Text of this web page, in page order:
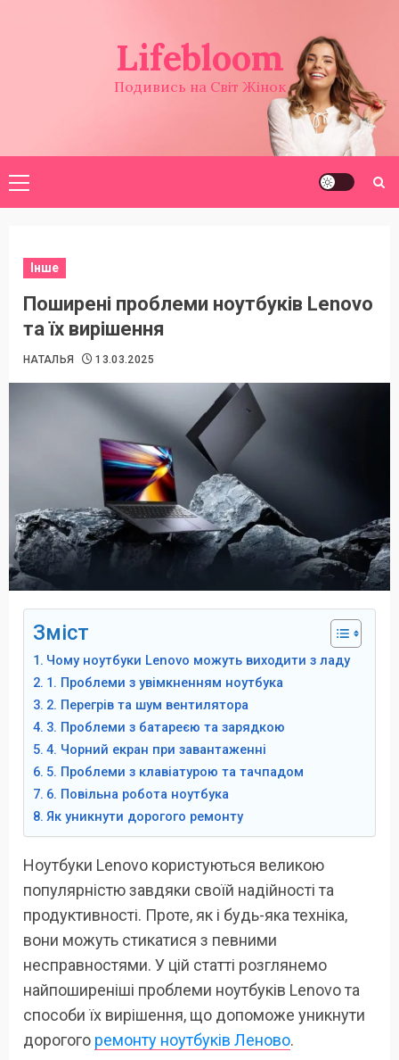
Lifebloom
Подивись на Світ Жінок
Головне
меню
Інше
Поширені проблеми ноутбуків Lenovo
та їх вирішення
НАТАЛЬЯ 13.03.2025
Зміст
Чому ноутбуки Lenovo можуть виходити з ладу
1. Проблеми з увімкненням ноутбука
2. Перегрів та шум вентилятора
3. Проблеми з батареєю та зарядкою
4. Чорний екран при завантаженні
5. Проблеми з клавіатурою та тачпадом
6. Повільна робота ноутбука
Як уникнути дорогого ремонту
Ноутбуки Lenovo користуються великою
популярністю завдяки своїй надійності та
продуктивності. Проте, як і будь-яка техніка,
вони можуть стикатися з певними
несправностями. У цій статті розглянемо
найпоширеніші проблеми ноутбуків Lenovo та
способи їх вирішення, що допоможе уникнути
дорогого ремонту ноутбуків Леново.